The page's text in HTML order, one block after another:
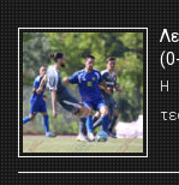
Η